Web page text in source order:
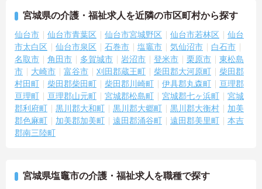
宮城県の介護・福祉求人を近隣の市区町村から探す
仙台市 仙台市青葉区 仙台市宮城野区 仙台市若林区
仙台
市太白区
仙台市泉区 石巻市 塩竈市 気仙沼市
白石市
名取市
角田市 多賀城市 岩沼市 登米市 栗原市
東松島
市
大崎市 富谷市 刈田郡蔵王町 柴田郡大河原町
柴田郡
村田町
柴田郡柴田町 柴田郡川崎町 伊具郡丸森町
亘理郡
亘理町
亘理郡山元町 宮城郡松島町 宮城郡七ヶ浜町
宮城
郡利府町
黒川郡大和町 黒川郡大郷町 黒川郡大衡村
加美
郡色麻町
加美郡加美町 遠田郡涌谷町 遠田郡美里町
本吉
郡南三陸町
宮城県塩竈市の介護・福祉求人を職種で探す